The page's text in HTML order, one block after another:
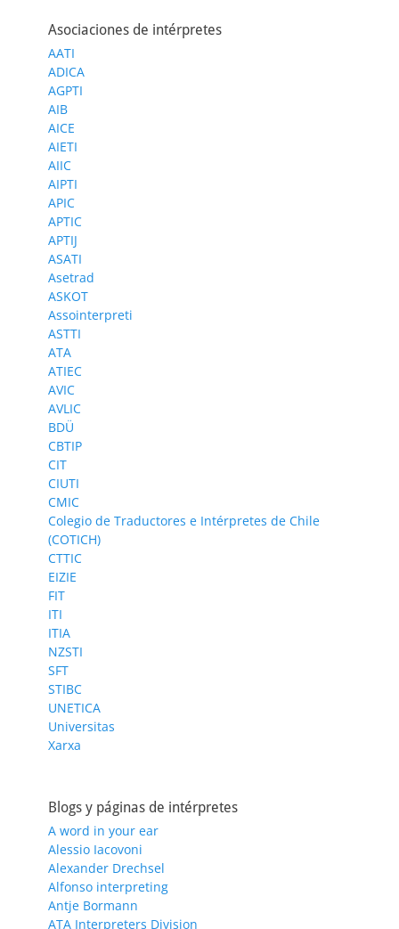
Asociaciones de intérpretes
AATI
ADICA
AGPTI
AIB
AICE
AIETI
AIIC
AIPTI
APIC
APTIC
APTIJ
ASATI
Asetrad
ASKOT
Assointerpreti
ASTTI
ATA
ATIEC
AVIC
AVLIC
BDÜ
CBTIP
CIT
CIUTI
CMIC
Colegio de Traductores e Intérpretes de Chile
(COTICH)
CTTIC
EIZIE
FIT
ITI
ITIA
NZSTI
SFT
STIBC
UNETICA
Universitas
Xarxa
Blogs y páginas de intérpretes
A word in your ear
Alessio Iacovoni
Alexander Drechsel
Alfonso interpreting
Antje Bormann
ATA Interpreters Division